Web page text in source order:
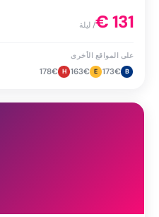
131
€/ ليلة
على المواقع الأخرى
B
173€
E
163€
H
178€